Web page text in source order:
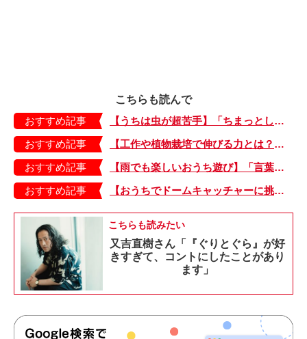
こちらも読んで
おすすめ記事
【うちは虫が超苦手】「ちまっとした虫にも大騒ぎ！」「可愛い系の虫……でも逃げる！」教えて！ みんなの虫ギライエピソード
おすすめ記事
【工作や植物栽培で伸びる力とは？】「非認知能力」を養う、おうちで楽しむ創作あそび・おうちあそび図鑑5
おすすめ記事
【雨でも楽しいおうち遊び】「言葉あそび」で伸ばす表現力や想像力・おうちあそび図鑑4
おすすめ記事
【おうちでドームキャッチャーに挑戦だ】アンパンマン わくわくドームキャッチャー
こちらも読みたい
又吉直樹さん「『ぐりとぐら』が好
きすぎて、コントにしたことがあり
ます」